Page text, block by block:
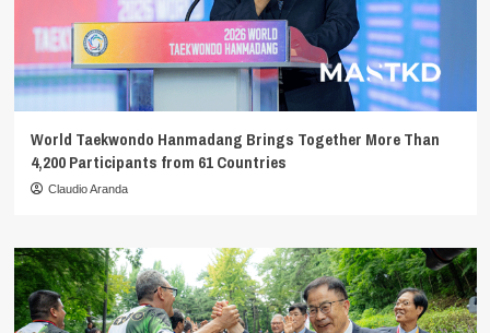
World Taekwondo Hanmadang Brings Together More Than
4,200 Participants from 61 Countries
Claudio Aranda